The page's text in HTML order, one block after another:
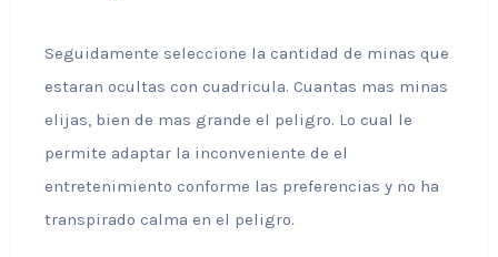
Seguidamente seleccione la cantidad de minas que
estaran ocultas con cuadricula. Cuantas mas minas
elijas, bien de mas grande el peligro. Lo cual le
permite adaptar la inconveniente de el
entretenimiento conforme las preferencias y no ha
transpirado calma en el peligro.